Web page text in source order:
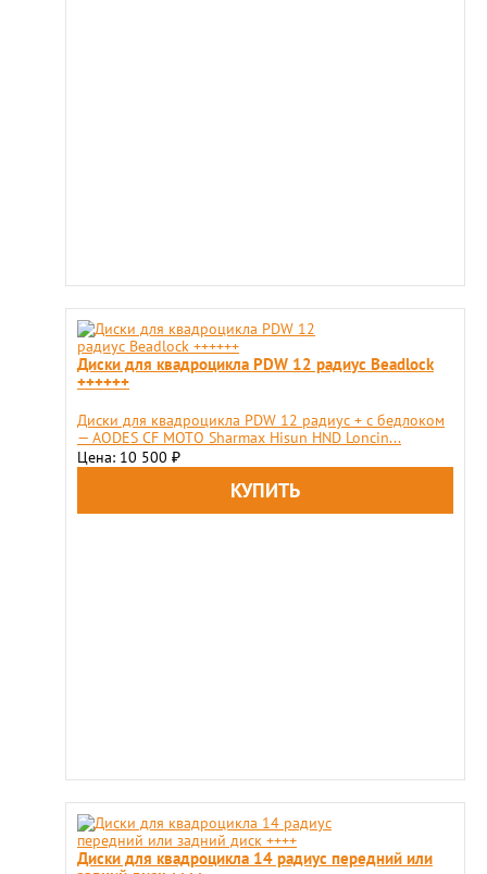
Диски для квадроцикла PDW 12 радиус Beadlock
++++++
Диски для квадроцикла PDW 12 радиус + с бедлоком
— АОDЕS СF МОТO Sharmax Hisun HND Loncin...
Цена: 10 500 ₽
Диски для квадроцикла 14 радиус передний или